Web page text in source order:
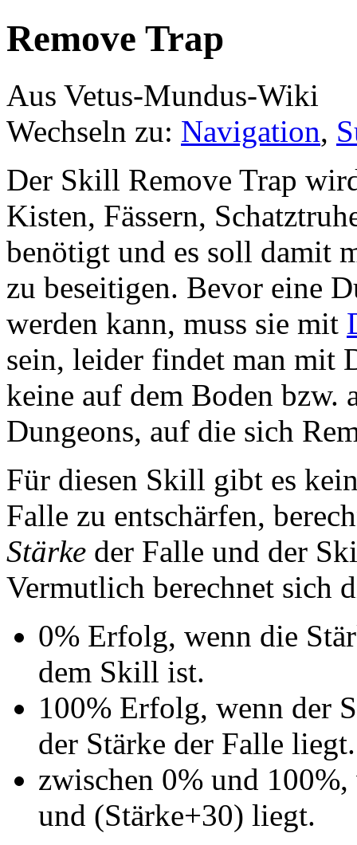
Remove Trap
Aus Vetus-Mundus-Wiki
Wechseln zu: Navigation,
Der Skill Remove Trap
Kisten, Fässern,
benötigt und es soll damit
zu beseitigen. Bevor eine
werden kann, muss sie mit
sein, leider findet man mit
keine auf dem Boden bzw.
Dungeons, auf die sich
Für diesen Skill gibt es
Falle zu entschärfen,
Stärke der Falle und der
Vermutlich berechnet sich
0% Erfolg, wenn die
dem Skill ist.
100% Erfolg, wenn der
der Stärke der Falle liegt.
zwischen 0% und
und (Stärke+30) liegt.